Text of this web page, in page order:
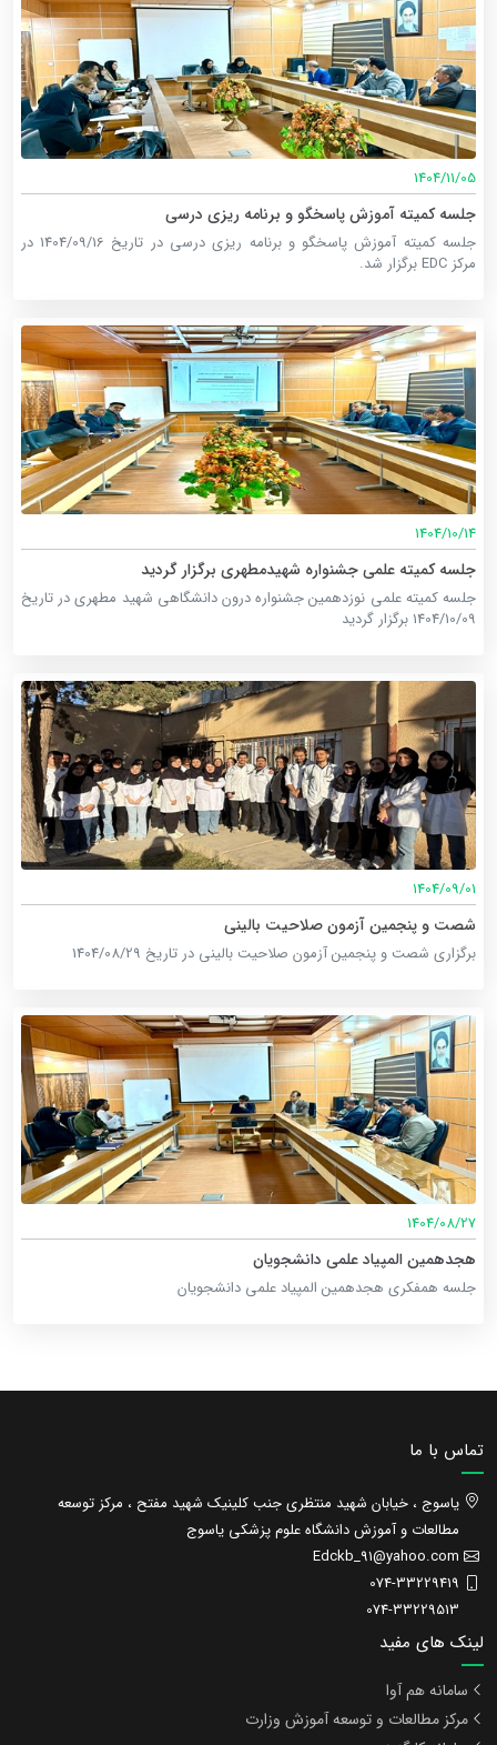
1404/11/05
جلسه کمیته آموزش پاسخگو و برنامه ریزی درسی
جلسه کمیته آموزش پاسخگو و برنامه ریزی درسی در تاریخ 1404/09/16 در
مرکز EDC برگزار شد.
1404/10/14
جلسه کمیته علمی جشنواره شهیدمطهری برگزار گردید
جلسه کمیته علمی نوزدهمین جشنواره درون دانشگاهی شهید مطهری در تاریخ
1404/10/09 برگزار گردید
1404/09/01
شصت و پنجمین آزمون صلاحیت بالینی
برگزاری شصت و پنجمین آزمون صلاحیت بالینی در تاریخ 1404/08/29
1404/08/27
هجدهمین المپیاد علمی دانشجویان
جلسه همفکری هجدهمین المپیاد علمی دانشجویان
تماس با ما
یاسوج ، خیابان شهید منتظری جنب کلینیک شهید مفتح ، مرکز توسعه
مطالعات و آموزش دانشگاه علوم پزشکی یاسوج
Edckb_91@yahoo.com
074-33229419
074-33229513
لینک های مفید
سامانه هم آوا
مرکز مطالعات و توسعه آموزش وزارت